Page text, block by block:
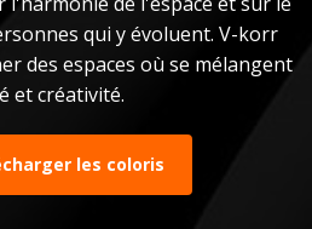
qui y évoluent. V-korr
des espaces où se mélangent
et créativité.
les coloris